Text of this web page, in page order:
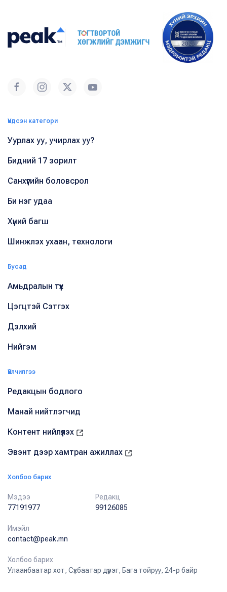
Үндсэн категори
Уурлах уу, учирлах уу?
Бидний 17 зорилт
Санхүүгийн боловсрол
Би нэг удаа
Хүний багш
Шинжлэх ухаан, технологи
Бусад
Амьдралын түүх
Цэгцтэй Сэтгэх
Дэлхий
Нийгэм
Үйлчилгээ
Редакцын бодлого
Манай нийтлэгчид
Контент нийлүүлэх
Эвэнт дээр хамтран ажиллах
Холбоо барих
Мэдээ
77191977
Редакц
99126085
Имэйл
contact@peak.mn
Холбоо барих
Улаанбаатар хот, Сүхбаатар дүүрэг, Бага тойруу, 24-р байр